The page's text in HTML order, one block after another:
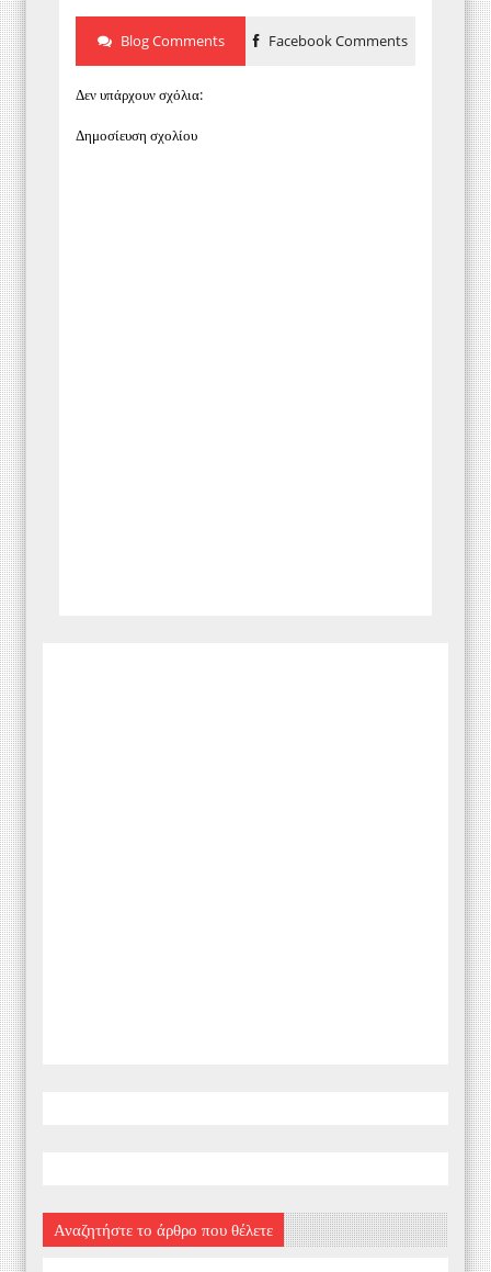
Blog Comments Facebook Comments
Δεν υπάρχουν σχόλια:
Δημοσίευση σχολίου
Αναζητήστε το άρθρο που θέλετε